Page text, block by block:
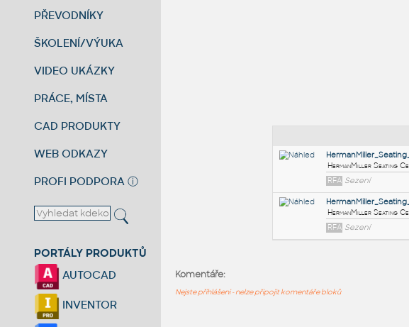
PŘEVODNÍKY
ŠKOLENÍ/VÝUKA
VIDEO UKÁZKY
PRÁCE, MÍSTA
CAD PRODUKTY
WEB ODKAZY
PROFI PODPORA ⓘ
PORTÁLY PRODUKTŮ
AUTOCAD
INVENTOR
Komentáře:
Nejste přihlášeni - nelze připojit komentáře bloků